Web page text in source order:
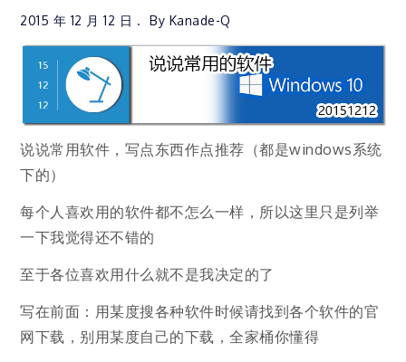
2015 年 12 月 12 日 By Kanade-Q
说说常用软件，写点东西作点推荐（都是windows系统
下的）
每个人喜欢用的软件都不怎么一样，所以这里只是列举
一下我觉得还不错的
至于各位喜欢用什么就不是我决定的了
写在前面：用某度搜各种软件时候请找到各个软件的官
网下载，别用某度自己的下载，全家桶你懂得